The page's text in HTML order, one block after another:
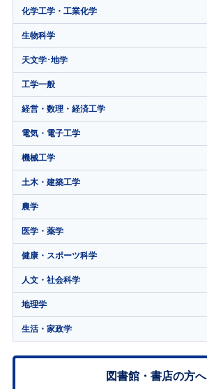
化学工学・工業化学
生物科学
天文学･地学
工学一般
経営・数理・経済工学
電気・電子工学
機械工学
土木・建築工学
農学
医学・薬学
健康・スポーツ科学
人文・社会科学
地理学
生活・家政学
図書館・書店の方へ